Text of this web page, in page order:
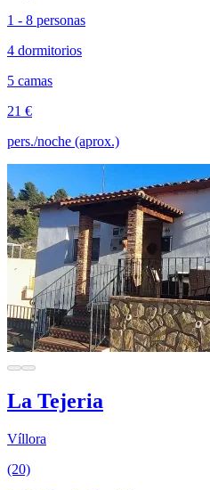
1 - 8 personas
4 dormitorios
5 camas
21 €
pers./noche (aprox.)
La Tejeria
Víllora
(20)